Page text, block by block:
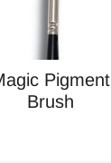
Pigment
Brush